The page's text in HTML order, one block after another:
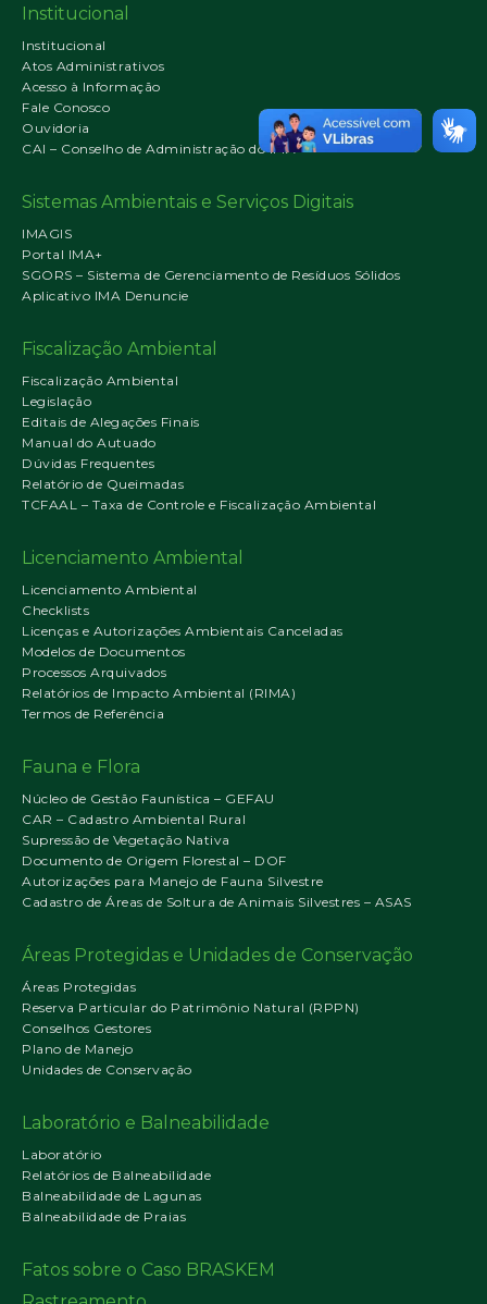
Institucional
Institucional
Atos Administrativos
Acesso à Informação
Fale Conosco
Ouvidoria
CAI – Conselho de Administração do IMA
Sistemas Ambientais e Serviços Digitais
IMAGIS
Portal IMA+
SGORS – Sistema de Gerenciamento de Resíduos Sólidos
Aplicativo IMA Denuncie
Fiscalização Ambiental
Fiscalização Ambiental
Legislação
Editais de Alegações Finais
Manual do Autuado
Dúvidas Frequentes
Relatório de Queimadas
TCFAAL – Taxa de Controle e Fiscalização Ambiental
Licenciamento Ambiental
Licenciamento Ambiental
Checklists
Licenças e Autorizações Ambientais Canceladas
Modelos de Documentos
Processos Arquivados
Relatórios de Impacto Ambiental (RIMA)
Termos de Referência
Fauna e Flora
Núcleo de Gestão Faunística – GEFAU
CAR – Cadastro Ambiental Rural
Supressão de Vegetação Nativa
Documento de Origem Florestal – DOF
Autorizações para Manejo de Fauna Silvestre
Cadastro de Áreas de Soltura de Animais Silvestres – ASAS
Áreas Protegidas e Unidades de Conservação
Áreas Protegidas
Reserva Particular do Patrimônio Natural (RPPN)
Conselhos Gestores
Plano de Manejo
Unidades de Conservação
Laboratório e Balneabilidade
Laboratório
Relatórios de Balneabilidade
Balneabilidade de Lagunas
Balneabilidade de Praias
Fatos sobre o Caso BRASKEM